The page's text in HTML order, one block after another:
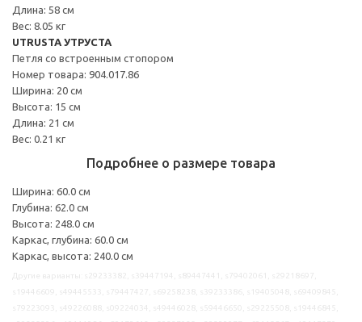
Длина: 58 см
Вес: 8.05 кг
UTRUSTA УТРУСТА
Петля со встроенным стопором
Номер товара: 904.017.86
Ширина: 20 см
Высота: 15 см
Длина: 21 см
Вес: 0.21 кг
Подробнее о размере товара
Ширина: 60.0 см
Глубина: 62.0 см
Высота: 248.0 см
Каркас, глубина: 60.0 см
Каркас, высота: 240.0 см